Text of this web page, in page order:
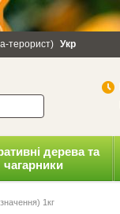
конфіденційності
терорист) Укр
дерева та
чагарники
1кг